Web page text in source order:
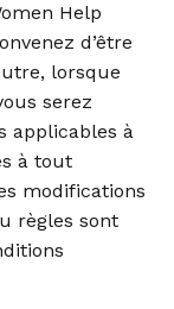
Help
d’être
lorsque
serez
applicables à
à tout
modifications
règles sont